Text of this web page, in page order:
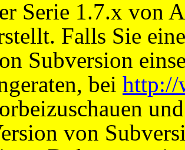
Serie 1.7.x von
Falls Sie
Subversion
bei http://
von